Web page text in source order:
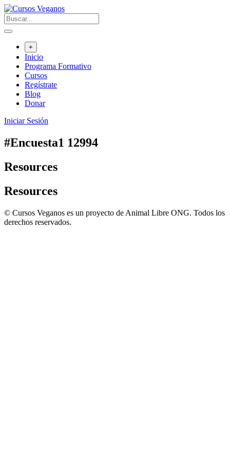
Saltar
al
contenido
+
Inicio
Programa Formativo
Cursos
Regístrate
Blog
Donar
Iniciar Sesión
#Encuesta1 12994
Resources
Resources
© Cursos Veganos es un proyecto de Animal Libre ONG. Todos los
derechos reservados.